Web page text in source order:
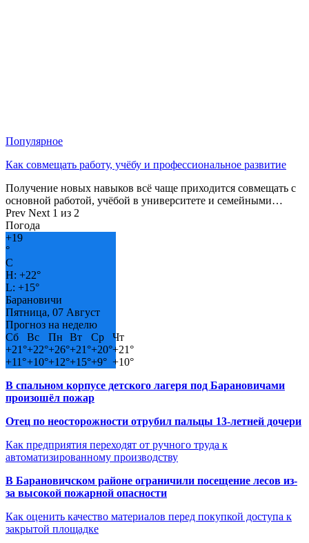
Популярное
Как совмещать работу, учёбу и профессиональное развитие
Получение новых навыков всё чаще приходится совмещать с
основной работой, учёбой в университете и семейными…
Prev Next 1 из 2
Погода
+19
°
C
H: +22°
L: +15°
Барановичи
Пятница, 07 Август
Прогноз на неделю
Сб
Вс Пн Вт Ср
Чт
+21°+22°+26°+21°+20°+21°
+11°+10°+12°+15°+9° +10°
В спальном корпусе детского лагеря под Барановичами
произошёл пожар
Отец по неосторожности отрубил пальцы 13-летней дочери
Как предприятия переходят от ручного труда к
автоматизированному производству
В Барановичском районе ограничили посещение лесов из-
за высокой пожарной опасности
Как оценить качество материалов перед покупкой доступа к
закрытой площадке